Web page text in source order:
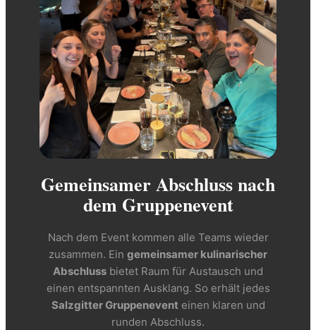
Gemeinsamer Abschluss nach
dem Gruppenevent
Nach dem Event kommen alle Teams wieder
zusammen. Ein gemeinsamer kulinarischer
Abschluss bietet Raum für Austausch und
einen entspannten Ausklang. So erhält jedes
Salzgitter Gruppeneventeinen klaren und
runden Abschluss.